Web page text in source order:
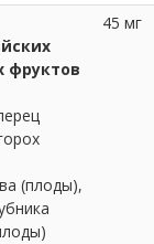
фруктов
(плоды),
45 мг